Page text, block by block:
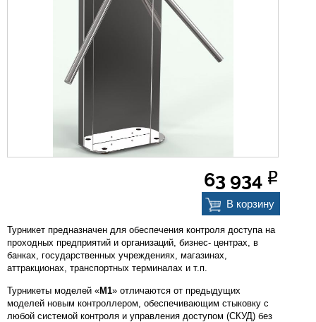
63 934 Р
В корзину
Турникет предназначен для обеспечения контроля доступа на
проходных предприятий и организаций, бизнес- центрах, в
банках, государственных учреждениях, магазинах,
аттракционах, транспортных терминалах и т.п.
Турникеты моделей «М1» отличаются от предыдущих
моделей новым контроллером, обеспечивающим стыковку с
любой системой контроля и управления доступом (СКУД) без